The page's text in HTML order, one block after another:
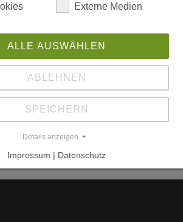
F-Metz
Externe Medien
ALLE AUSWÄHLEN
ABLEHNEN
SPEICHERN
Details anzeigen
Impressum | Datenschutz